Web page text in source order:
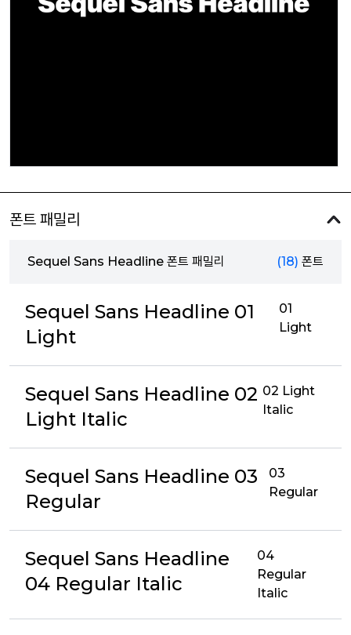
폰트 패밀리
Sequel Sans Headline 폰트 패밀리 (18) 폰트
Sequel Sans Headline 01
Light
01
Light
Sequel Sans Headline 02
Light Italic
02 Light
Italic
Sequel Sans Headline 03
Regular
03
Regular
Sequel Sans Headline
04 Regular Italic
04
Regular
Italic